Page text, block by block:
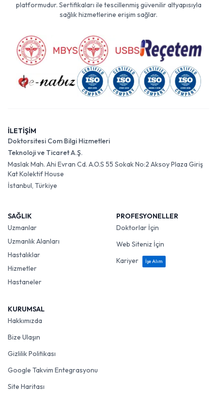
platformudur. Sertifikaları ile tescillenmiş güvenilir altyapısıyla
sağlık hizmetlerine erişim sağlar.
İLETİŞİM
Doktorsitesi Com Bilgi Hizmetleri
Teknoloji ve Ticaret A.Ş.
Maslak Mah. Ahi Evran Cd. A.O.S 55 Sokak No:2 Aksoy Plaza Giriş
Kat Kolektif House
İstanbul, Türkiye
SAĞLIK
Uzmanlar
Uzmanlık Alanları
Hastalıklar
Hizmetler
Hastaneler
PROFESYONELLER
Doktorlar İçin
Web Siteniz İçin
Kariyer
İşe Alım
KURUMSAL
Hakkımızda
Bize Ulaşın
Gizlilik Politikası
Google Takvim Entegrasyonu
Site Haritası